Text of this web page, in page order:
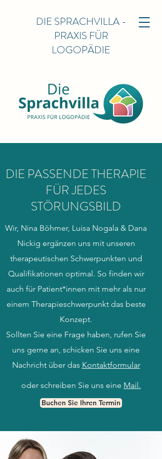
DIE SPRACHVILLA -
PRAXIS FÜR
LOGOPÄDIE
DIE PASSENDE THERAPIE
FÜR JEDES
STÖRUNGSBILD
Wir, Nina Böhmer, Luisa Nogala & Dana
Nickig ergänzen uns mit unseren
therapeutischen Schwerpunkten und
Qualifikationen optimal. So finden wir
auch für Patient*innen mit mehr als nur
einem Therapieschwerpunkt das beste
Konzept.
Sollten Sie eine Frage haben, rufen Sie
uns gerne an, schicken Sie uns eine
Nachricht über das Kontaktformular
oder schreiben Sie uns eine Mail.
Buchen Sie Ihren Termin